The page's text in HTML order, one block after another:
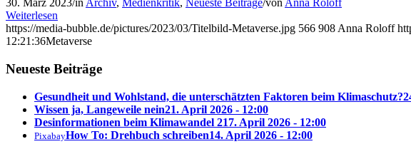
30. März 2023/in Archiv, Medienkritik, Neueste Beiträge/von Anna Roloff
Weiterlesen
https://media-bubble.de/pictures/2023/03/Titelbild-Metaverse.jpg 566 908 Anna Roloff
12:21:36Metaverse
Neueste Beiträge
Gesundheit und Wohlstand, die unterschätzten Faktoren beim Klimaschutz?
Wissen ja, Langeweile nein21. April 2026 - 12:00
Desinformationen beim Klimawandel 217. April 2026 - 12:00
PixabayHow To: Drehbuch schreiben14. April 2026 - 12:00